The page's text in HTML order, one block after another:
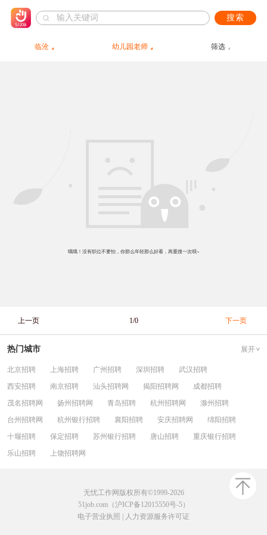
搜索
临沧 幼儿园老师 筛选
哦哦！没有职位不要怕，你那么年轻那么好看，再重搜一次呗~
上一页 1/0 下一页
热门城市 展开
北京招聘 上海招聘 广州招聘 深圳招聘
武汉招聘
西安招聘
南京招聘 汕头招聘网 揭阳招聘网
成都招聘
茂名招聘网
扬州招聘网 青岛招聘 杭州招聘网
滁州招聘
台州招聘网
杭州银行招聘 襄阳招聘 安庆招聘网
绵阳招聘
十堰招聘
保定招聘 苏州银行招聘 唐山招聘
重庆银行招聘
乐山招聘
上饶招聘网
无忧工作网版权所有©1999-2026
51job.com（沪ICP备12015550号-5）
电子营业执照
人力资源服务许可证